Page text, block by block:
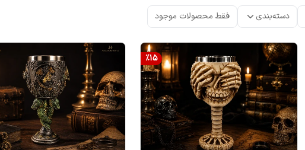
دسته‌بندی فقط محصولات موجود
%15